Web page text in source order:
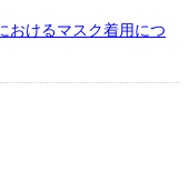
おけるマスク着用につ